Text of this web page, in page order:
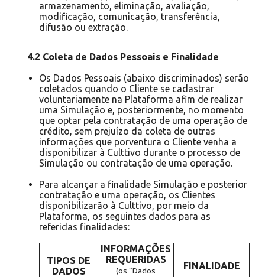
armazenamento, eliminação, avaliação,
modificação, comunicação, transferência,
difusão ou extração.
4.2 Coleta de Dados Pessoais e Finalidade
Os Dados Pessoais (abaixo discriminados) serão
coletados quando o Cliente se cadastrar
voluntariamente na Plataforma afim de realizar
uma Simulação e, posteriormente, no momento
que optar pela contratação de uma operação de
crédito, sem prejuízo da coleta de outras
informações que porventura o Cliente venha a
disponibilizar à Culttivo durante o processo de
Simulação ou contratação de uma operação.
Para alcançar a finalidade Simulação e posterior
contratação e uma operação, os Clientes
disponibilizarão à Culttivo, por meio da
Plataforma, os seguintes dados para as
referidas finalidades:
TIPOS DE
DADOS
INFORMAÇÕES
REQUERIDAS
(os “Dados
FINALIDADE